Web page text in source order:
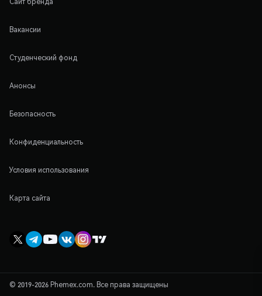
Вакансии
Студенческий фонд
Анонсы
Безопасность
Конфиденциальность
Условия использования
Карта сайта
© 2019-2026 Phemex.com. Все права защищены